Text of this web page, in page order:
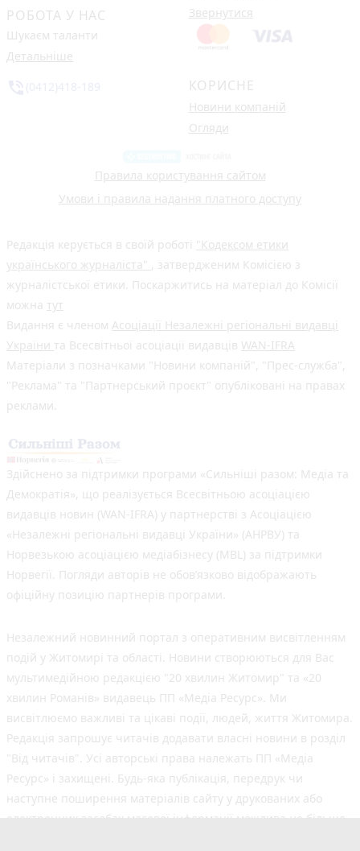
РОБОТА У НАС
Шукаєм таланти
Детальніше
Звернутися
КОРИСНЕ
Новини компаній
Огляди
Правила користування сайтом
Умови і правила надання платного доступу
Редакція керується в своїй роботі "Кодексом етики
українського журналіста"
, затвердженим Комісією з
журналістської етики. Поскаржитись на матеріал до Комісії
можна тут
Видання є членом Асоціації Незалежні регіональні видавці
України та Всесвітньої асоціації видавців WAN-IFRA
Матеріали з позначками "Новини компаній", "Прес-служба",
"Реклама" та "Партнерський проєкт" опубліковані на правах
реклами.
Здійснено за підтримки програми «Сильніші разом: Медіа та
Демократія», що реалізується Всесвітньою асоціацією
видавців новин (WAN-IFRA) у партнерстві з Асоціацією
«Незалежні регіональні видавці України» (АНРВУ) та
Норвезькою асоціацією медіабізнесу (MBL) за підтримки
Норвегії. Погляди авторів не обов’язково відображають
офіційну позицію партнерів програми.
Незалежний новинний портал з оперативним висвітленням
подій у Житомирі та області. Новини створюються для Вас
мультимедійною редакцією "20 хвилин Житомир" та «20
хвилин Романів» видавець ПП «Медіа Ресурс». Ми
висвітлюємо важливі та цікаві події, людей, життя Житомира.
Редакція запрошує читачів додавати власні новини в розділ
"Від читачів". Усі авторські права належать ПП «Медіа
Ресурс» і захищені. Будь-яка публiкацiя, передрук чи
наступне поширення матеріалів сайту у друкованих або
електронних засобах масової інформації можлива не більше